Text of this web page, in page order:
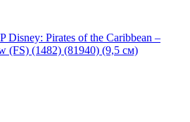
Disney: Pirates of the Caribbean –
(FS) (1482) (81940) (9,5 см)